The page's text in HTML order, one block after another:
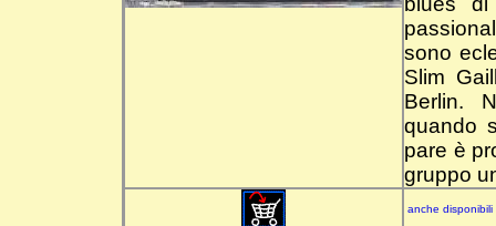
sono
Slim
Berlin.
quando
pare è
gruppo
anche disponibili